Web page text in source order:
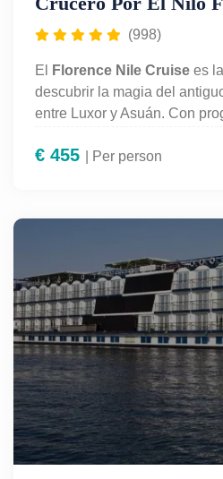
(998)
El Florence Nile Cruise es
descubrir la magia del
entre Luxor y Asuán. Con
con pensión completa,
Karnak, Luxor, Edfu, Kom
para quienes buscan
relax en un solo viaje. Vive
todas las comodidades en el
Nile Cruise.
€ 455 | Per person